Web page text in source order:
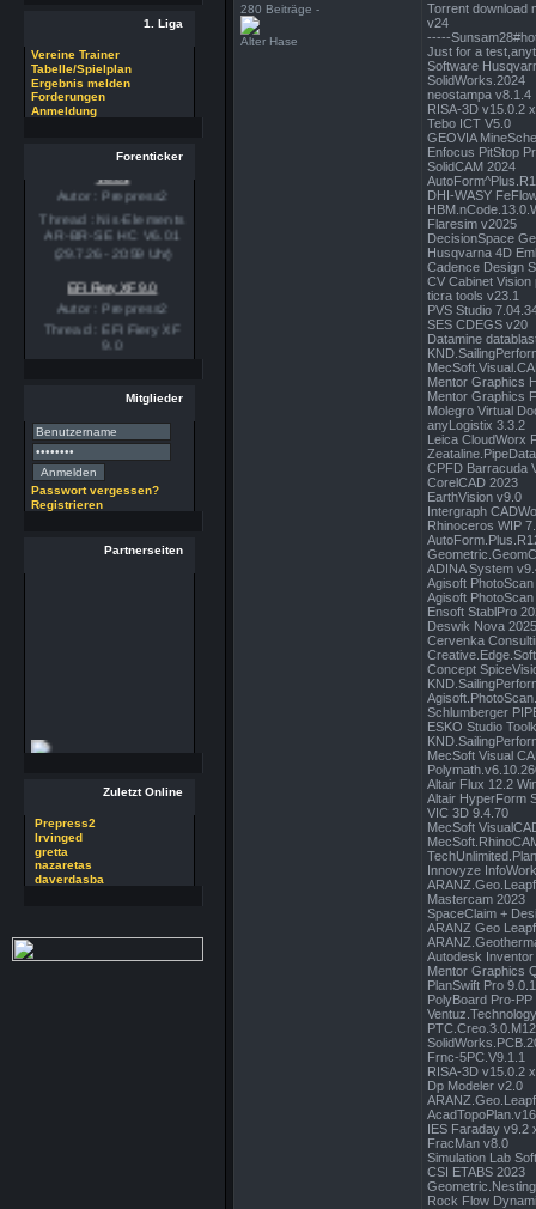
1. Liga
Vereine Trainer
Tabelle/Spielplan
Ergebnis melden
Forderungen
Anmeldung
Forenticker
Nis-Elements AR-BR-SE HC
Autor : Prepress2
Thread : Nis-Elements
AR-BR-SE HC V6.01
(29.7.26 - 20:59 Uhr)
Autor : Prepress2
Thread : EFI Fiery XF
9.0
Autor : Prepress2
Thread : PSSE 36.3.1
(29.7.26 - 20:58 Uhr)
29 RSoft v2025
Autor : Prepress2
Mitglieder
Passwort vergessen?
Registrieren
Partnerseiten
Zuletzt Online
Prepress2
Irvinged
gretta
nazaretas
daverdasba
280 Beiträge -
Alter Hase
Torrent download
v24
-----
Just for a
Software
SolidWorks.2024
neostampa v8.1.4
RISA-3D v15.0.2
Tebo ICT V5.0
GEOVIA
Enfocus PitStop
SolidCAM 2024
DHI-WASY
Flaresim v2025
DecisionSpace
Husqvarna 4D
Cadence Design
CV Cabinet Vision
ticra tools v23.1
PVS Studio
SES CDEGS v20
Datamine
Mentor Graphics
Mentor Graphics
Molegro Virtual
anyLogistix 3.3.2
Leica CloudWorx
CPFD Barracuda
CorelCAD 2023
EarthVision v9.0
Intergraph
Rhinoceros WIP
ADINA System
Agisoft
Agisoft
Ensoft StablPro
Deswik Nova
Cervenka
Concept
Schlumberger
ESKO Studio
MecSoft Visual
Altair Flux 12.2
Altair HyperForm
VIC 3D 9.4.70
MecSoft
Innovyze
Mastercam 2023
SpaceClaim +
ARANZ Geo
Autodesk Inventor
Mentor Graphics
PlanSwift Pro
PolyBoard Pro-PP
Frnc-5PC.V9.1.1
RISA-3D v15.0.2
Dp Modeler v2.0
IES Faraday v9.2
FracMan v8.0
Simulation Lab
CSI ETABS 2023
Rock Flow